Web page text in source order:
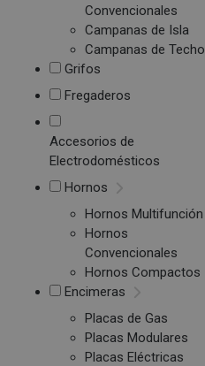
Convencionales
Campanas de Isla
Campanas de Techo
Grifos
Fregaderos
Accesorios de
Electrodomésticos
Hornos
Hornos Multifunción
Hornos
Convencionales
Hornos Compactos
Encimeras
Placas de Gas
Placas Modulares
Placas Eléctricas